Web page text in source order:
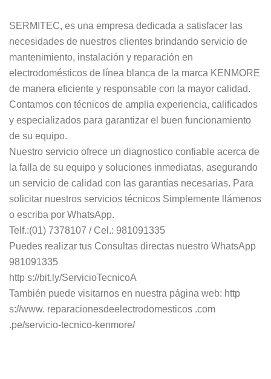
SERMITEC, es una empresa dedicada a satisfacer las
necesidades de nuestros clientes brindando servicio de
mantenimiento, instalación y reparación en
electrodomésticos de línea blanca de la marca KENMORE
de manera eficiente y responsable con la mayor calidad.
Contamos con técnicos de amplia experiencia, calificados
y especializados para garantizar el buen funcionamiento
de su equipo.
Nuestro servicio ofrece un diagnostico confiable acerca de
la falla de su equipo y soluciones inmediatas, asegurando
un servicio de calidad con las garantías necesarias. Para
solicitar nuestros servicios técnicos Simplemente llámenos
o escriba por WhatsApp.
Telf.:(01) 7378107 / Cel.: 981091335
Puedes realizar tus Consultas directas nuestro WhatsApp
981091335
http s://bit.ly/ServicioTecnicoA
También puede visitarnos en nuestra página web: http
s://www. reparacionesdeelectrodomesticos .com
.pe/servicio-tecnico-kenmore/